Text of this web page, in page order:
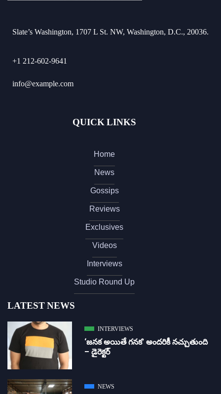
Slate’s Washington, 1707 L St. NW, Washington, D.C., 20036.
+1 212-602-9641
info@example.com
QUICK LINKS
Home
News
Gossips
Reviews
Exclusives
Videos
Interviews
Studio Round Up
LATEST NEWS
INTERVIEWS
‘జ‌న‌క అయితే గ‌న‌క‌’ అందరికీ నచ్చుతుంది
– డైరెక్ట‌ర్
NEWS